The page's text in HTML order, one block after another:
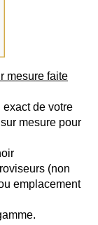
mesure faite
de votre
mesure pour
(non
emplacement